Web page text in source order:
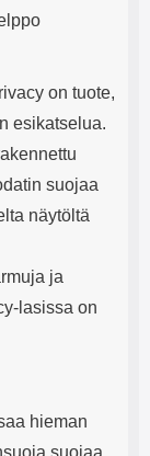
on tuote,
esikatselua.
suojaa
näytöltä
ja
lasissa on
hieman
suojaa